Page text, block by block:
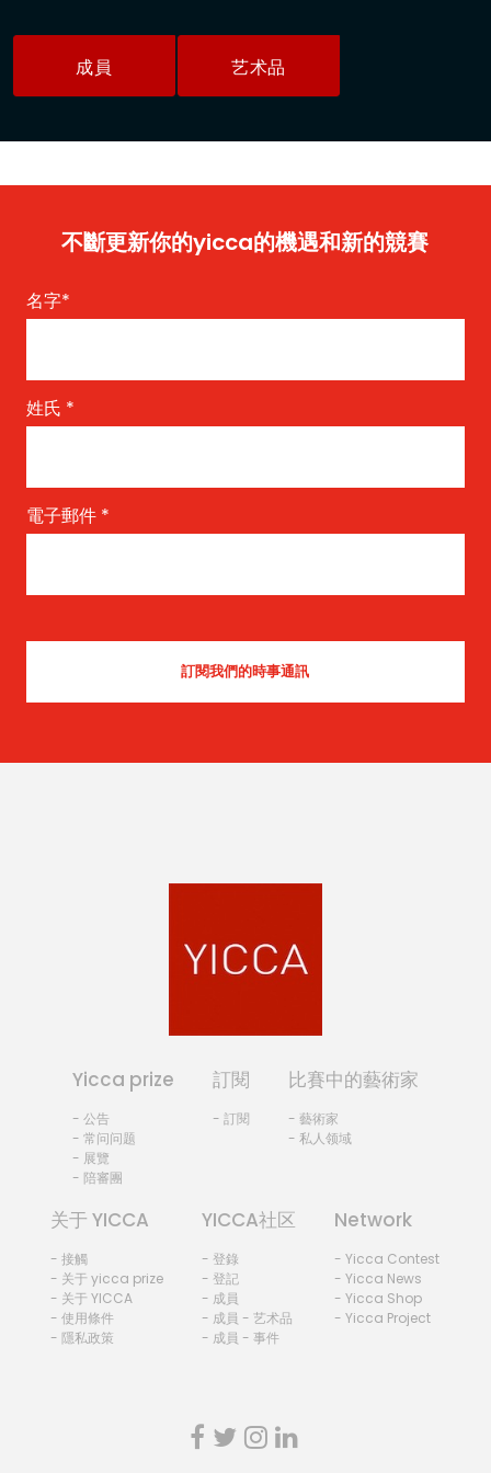
成員 艺术品
不斷更新你的yicca的機遇和新的競賽
名字*
姓氏 *
電子郵件 *
Yicca prize
- 公告
- 常问问题
- 展覽
- 陪審團
訂閱
- 訂閱
比賽中的藝術家
- 藝術家
- 私人领域
关于 YICCA
- 接觸
- 关于 yicca prize
- 关于 YICCA
- 使用條件
- 隱私政策
YICCA社区
- 登錄
- 登記
- 成員
- 成員 - 艺术品
- 成員 - 事件
Network
- Yicca Contest
- Yicca News
- Yicca Shop
- Yicca Project